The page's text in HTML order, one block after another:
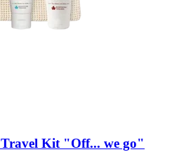
Travel Kit "Off... we go"